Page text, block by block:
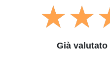
Già valutato